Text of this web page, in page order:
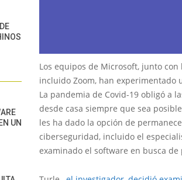
Los equipos de Microsoft, junto
incluido Zoom, han
La pandemia de Covid-19 obligó a
desde casa siempre que sea
les ha dado la opción de
ciberseguridad, incluido el
examinado el software en busca
UN